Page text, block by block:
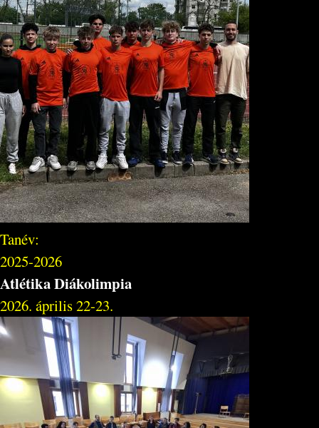
Tanév:
2025-2026
Atlétika Diákolimpia
2026. április 22-23.